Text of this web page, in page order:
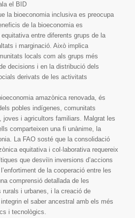
el BID
la bioeconomia inclusiva es preocupa
de la bioeconomia es
entre diferents grups de la
i marginació. Això implica
locals com als grups més
decisions i en la distribució dels
derivats de les activitats
amazònica renovada, és
pobles indígenes, comunitats
joves i agricultors familiars. Malgrat les
comparteixen una fi unànime, la
La FAO sosté que la consolidació
equitativa i col·laborativa requereix
que desviïn inversions d’accions
de la cooperació entre les
comprensió detallada de les
rurals i urbanes, i la creació de
el saber ancestral amb els més
i tecnològics.